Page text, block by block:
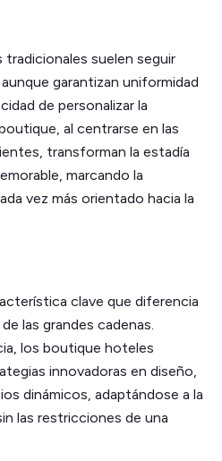
suelen seguir
garantizan uniformidad
de personalizar la
al centrarse en las
transforman la estadía
marcando la
vez más orientado hacia la
clave que diferencia
las grandes cadenas.
los boutique hoteles
innovadoras en diseño,
dinámicos, adaptándose a la
las restricciones de una